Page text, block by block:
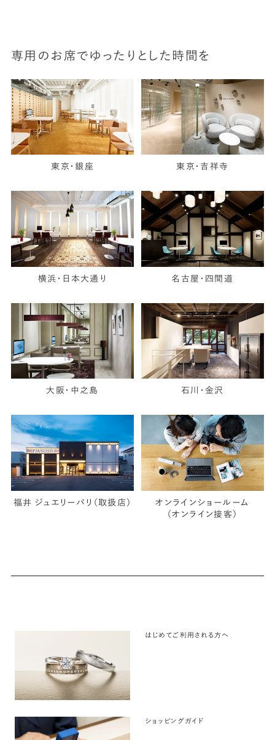
専用のお席でゆったりとした時間を
東京・銀座 東京・吉祥寺
横浜・日本大通り 名古屋・四間道
大阪・中之島 石川・金沢
福井 ジュエリーパリ（取扱店）
オンラインショールーム
（オンライン接客）
はじめてご利用される方へ
ショッピングガイド